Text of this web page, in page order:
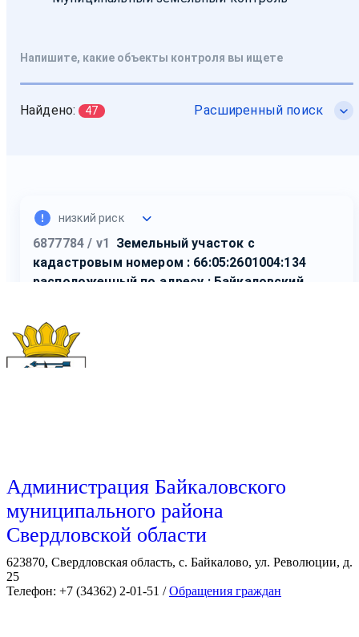
Администрация Байкаловского
муниципального района
Свердловской области
623870, Свердловская область, с. Байкалово, ул. Революции, д.
25
Телефон: +7 (34362) 2-01-51 /Обращения граждан